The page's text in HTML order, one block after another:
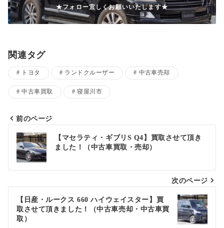
★フォロー宜しくお願いいたします★
関連タグ
トヨタ ランドクルーザー 中古車売却
中古車買取 寝屋川市
投
稿
ナ
ビ
ー
前のページ
【マセラティ・ギブリS Q4】買取させて頂き
ました！（中古車買取・売却）
次のページ
【日産・ルークス 660 ハイウェイスター】買
取させて頂きました！（中古車売却・中古車買
取）